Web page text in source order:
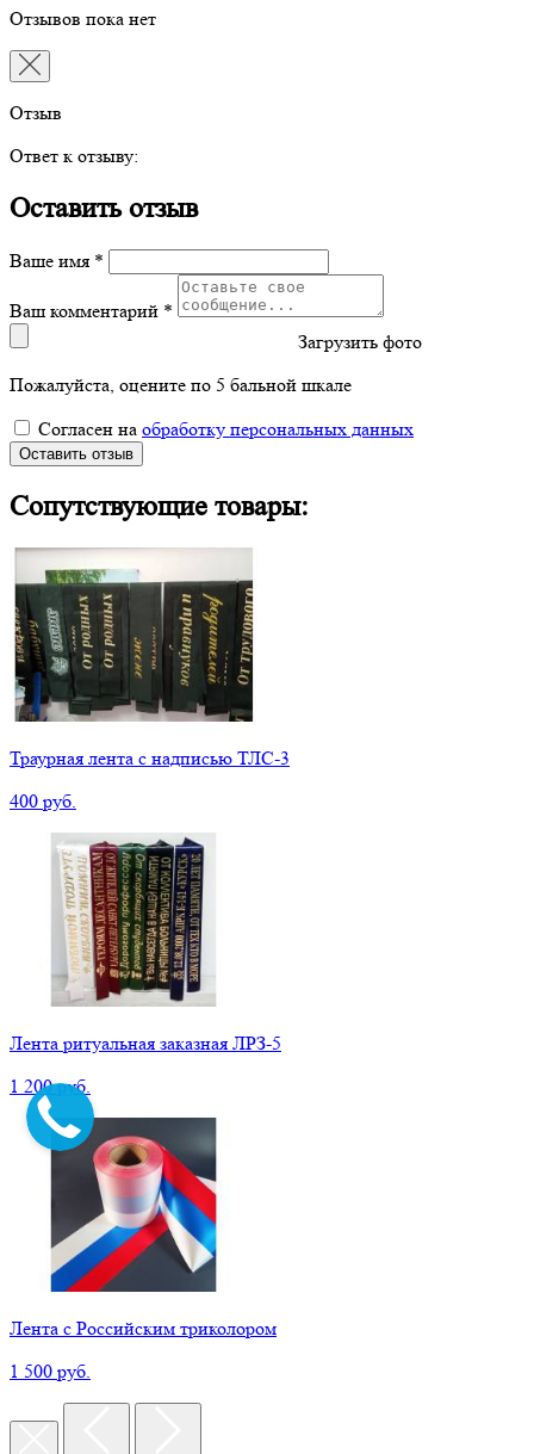
Отзывов пока нет
Отзыв
Ответ к отзыву:
Оставить отзыв
Ваше имя *
Ваш комментарий *
Загрузить фото
Пожалуйста, оцените по 5 бальной шкале
Согласен на обработку персональных данных
Оставить отзыв
Сопутствующие товары:
Траурная лента с надписью ТЛС-3
400 руб.
Лента ритуальная заказная ЛРЗ-5
1 200 руб.
Лента с Российским триколором
1 500 руб.